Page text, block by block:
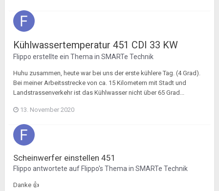
Kühlwassertemperatur 451 CDI 33 KW
Flippo erstellte ein Thema in SMARTe Technik
Huhu zusammen, heute war bei uns der erste kühlere Tag. (4 Grad).
Bei meiner Arbeitsstrecke von ca. 15 Kilometern mit Stadt und
Landstrassenverkehr ist das Kühlwasser nicht über 65 Grad...
13. November 2020
Scheinwerfer einstellen 451
Flippo antwortete auf Flippo's Thema in SMARTe Technik
Danke 👍